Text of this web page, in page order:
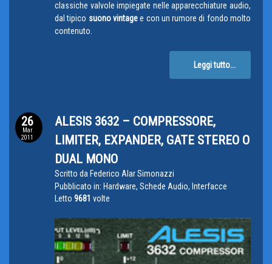
classiche valvole impiegate nelle apparecchiature audio,
dal tipico suono vintagee con un rumore di fondo molto
contenuto.
Leggi tutto...
26
Mar
2011
ALESIS 3632 – COMPRESSORE,
LIMITER, EXPANDER, GATE STEREO O
DUAL MONO
Scritto da Federico Alar Simonazzi
Pubblicato in: Hardware, Schede Audio, Interfacce
Letto 9681 volte